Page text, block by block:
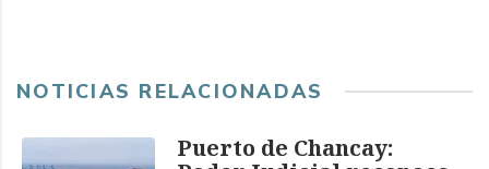
NOTICIAS RELACIONADAS
Puerto de Chancay: